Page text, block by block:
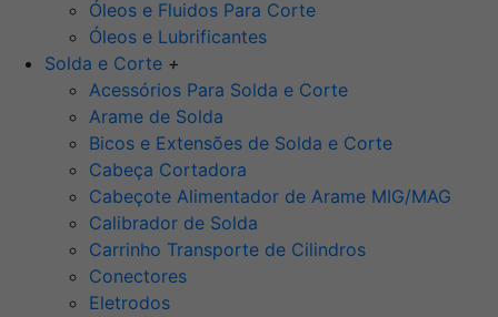
Óleos e Fluidos Para Corte
Óleos e Lubrificantes
Solda e Corte +
Acessórios Para Solda e Corte
Arame de Solda
Bicos e Extensões de Solda e Corte
Cabeça Cortadora
Cabeçote Alimentador de Arame MIG/MAG
Calibrador de Solda
Carrinho Transporte de Cilindros
Conectores
Eletrodos